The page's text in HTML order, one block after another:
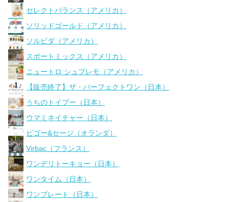
セレクトバランス（アメリカ）
ソリッドゴールド（アメリカ）
ソルビダ（アメリカ）
スポートミックス（アメリカ）
ニュートロ シュプレモ（アメリカ）
【販売終了】ザ・パーフェクトワン（日本）
うちのトイプー（日本）
ウマミネイチャー（日本）
ビゴー&セージ（オランダ）
Virbac（フランス）
ワンデリトーキョー（日本）
ワンタイム（日本）
ワンプレート（日本）